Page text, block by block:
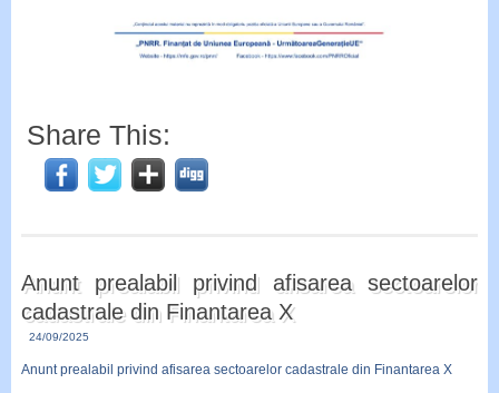
Share This:
Anunt prealabil privind afisarea sectoarelor
cadastrale din Finantarea X
24/09/2025
Anunt prealabil privind afisarea sectoarelor cadastrale din Finantarea X